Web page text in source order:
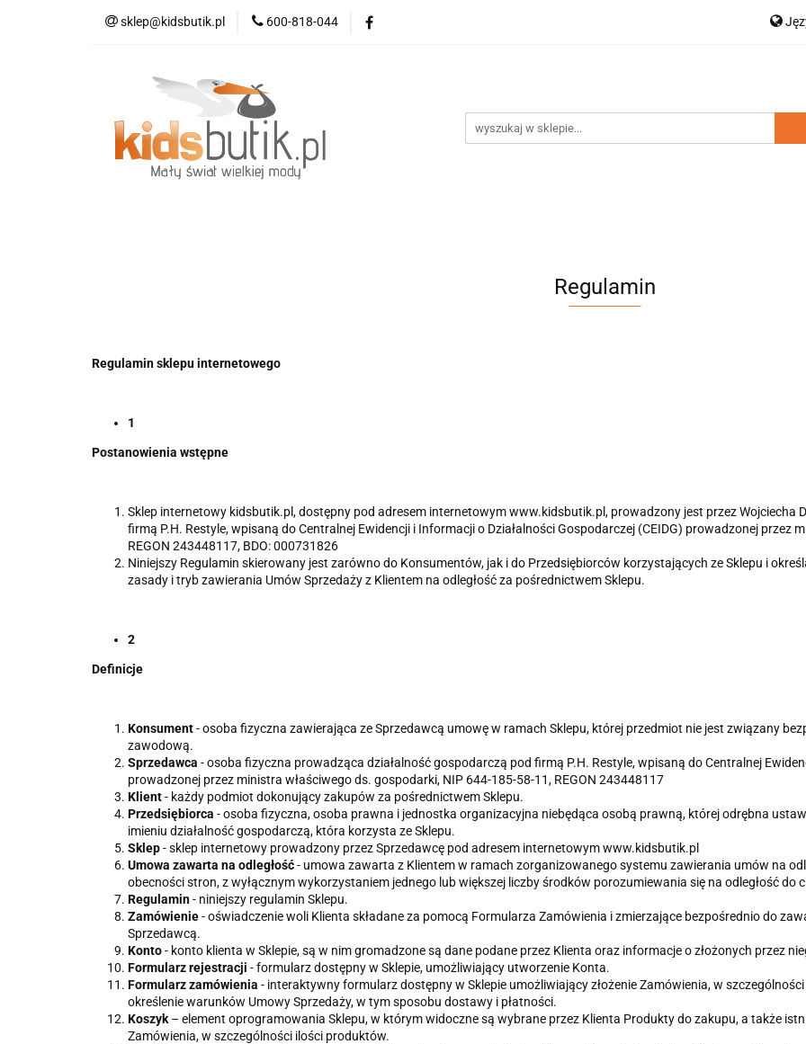
sklep@kidsbutik.pl 600-818-044
Kategorie Zestawy rodzinne
Regulamin
Regulamin sklepu internetowego
1
Postanowienia wstępne
Sklep internetowy kidsbutik.pl, dostępny pod adresem internetowym www.kidsbutik.pl, prowadzony jest przez Wojciecha
firmą P.H. Restyle, wpisaną do Centralnej Ewidencji i Informacji o Działalności Gospodarczej (CEIDG) prowadzonej przez
REGON 243448117, BDO: 000731826
Niniejszy Regulamin skierowany jest zarówno do Konsumentów, jak i do Przedsiębiorców korzystających ze Sklepu i
zasady i tryb zawierania Umów Sprzedaży z Klientem na odległość za pośrednictwem Sklepu.
2
Definicje
Konsument- osoba fizyczna zawierająca ze Sprzedawcą umowę w ramach Sklepu, której przedmiot nie jest związany
zawodową.
Sprzedawca - osoba fizyczna prowadząca działalność gospodarczą pod firmą P.H. Restyle, wpisaną do Centralnej
prowadzonej przez ministra właściwego ds. gospodarki, NIP 644-185-58-11, REGON 243448117
Klient- każdy podmiot dokonujący zakupów za pośrednictwem Sklepu.
Przedsiębiorca - osoba fizyczna, osoba prawna i jednostka organizacyjna niebędąca osobą prawną, której odrębna
imieniu działalność gospodarczą, która korzysta ze Sklepu.
Sklep- sklep internetowy prowadzony przez Sprzedawcę pod adresem internetowym www.kidsbutik.pl
Umowa zawarta na odległość- umowa zawarta z Klientem w ramach zorganizowanego systemu zawierania umów na
obecności stron, z wyłącznym wykorzystaniem jednego lub większej liczby środków porozumiewania się na odległość do
Regulamin- niniejszy regulamin Sklepu.
Zamówienie- oświadczenie woli Klienta składane za pomocą Formularza Zamówienia i zmierzające bezpośrednio do
Sprzedawcą.
Konto- konto klienta w Sklepie, są w nim gromadzone są dane podane przez Klienta oraz informacje o złożonych przez
Formularz rejestracji - formularz dostępny w Sklepie, umożliwiający utworzenie Konta.
Formularz zamówienia - interaktywny formularz dostępny w Sklepie umożliwiający złożenie Zamówienia, w
określenie warunków Umowy Sprzedaży, w tym sposobu dostawy i płatności.
Koszyk – element oprogramowania Sklepu, w którym widoczne są wybrane przez Klienta Produkty do zakupu, a także
Zamówienia, w szczególności ilości produktów.